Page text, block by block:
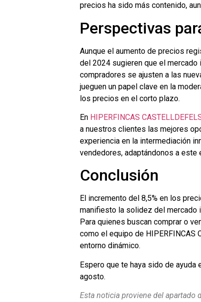
precios ha sido más contenido,
Perspectivas
Aunque el aumento de precios
del 2024 sugieren que el
compradores se ajusten a las
jueguen un papel clave en la
los precios en el corto plazo.
En HIPERFINCAS
a nuestros clientes las mejores
experiencia en la intermediación
vendedores, adaptándonos a este
Conclusión
El incremento del 8,5% en los
manifiesto la solidez del mercado
Para quienes buscan comprar o
como el equipo de HIPERFINCAS
entorno dinámico.
Espero que te haya sido de
agosto.
Esta noticia proviene del apartado